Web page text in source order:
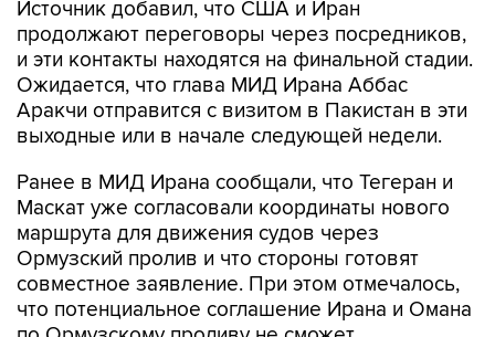
и эти контакты находятся на финальной стадии.
Ожидается, что глава МИД Ирана Аббас
Аракчи отправится с визитом в Пакистан в эти
выходные или в начале следующей недели.
Ранее в МИД Ирана сообщали, что Тегеран и
маршрута для движения судов через
Ормузский пролив и что стороны готовят
совместное заявление. При этом отмечалось,
что потенциальное соглашение Ирана и Омана
по Ормузскому проливу не сможет
гарантировать безопасность в водном